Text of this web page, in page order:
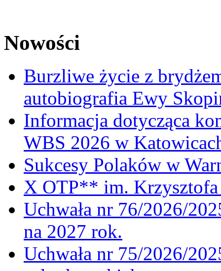
Nowości
Burzliwe życie z
autobiografia Ewy
Informacja dotycząca
WBS 2026 w
Sukcesy Polaków w
X OTP** im. Krzysztofa
Uchwała nr 76/2026/
na 2027 rok.
Uchwała nr 75/2026/